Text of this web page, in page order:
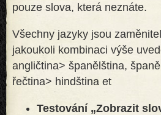
pouze slova, která neznáte.
Všechny jazyky jsou
jakoukoli kombinaci výše
angličtina> španělština,
řečtina> hindština et
Testování „Zobrazit